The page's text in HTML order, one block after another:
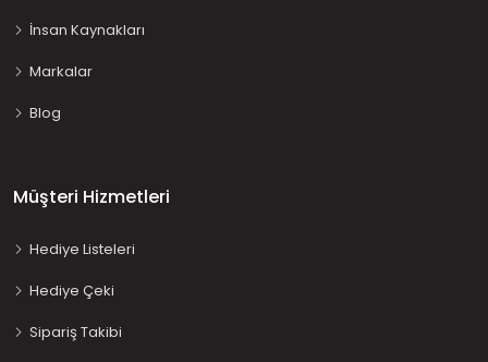
İnsan Kaynakları
Markalar
Blog
Müşteri Hizmetleri
Hediye Listeleri
Hediye Çeki
Sipariş Takibi